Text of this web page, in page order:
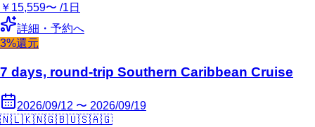
￥15,559〜 /1日
詳細・予約へ
3%還元
7 days, round-trip Southern Caribbean Cruise
2026/09/12 〜 2026/09/19
🇳🇱🇰🇳🇬🇧🇺🇸🇦🇬